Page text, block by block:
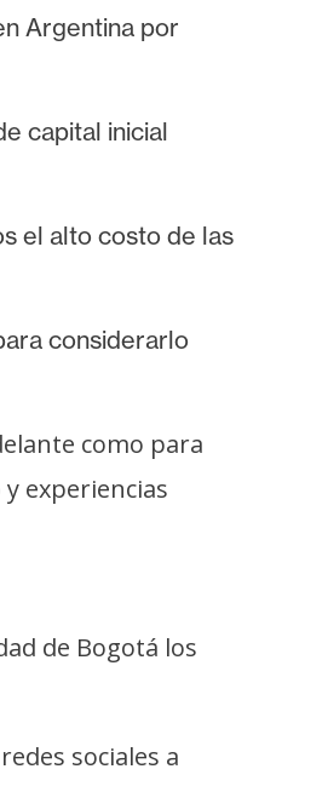
Argentina por
capital inicial
el alto costo de las
considerarlo
como para
experiencias
de Bogotá los
sociales a